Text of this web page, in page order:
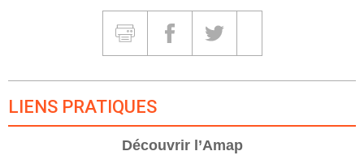
ImprimerPartager sur Facebook
Partager sur Twitter
LIENS PRATIQUES
Découvrir l’Amap